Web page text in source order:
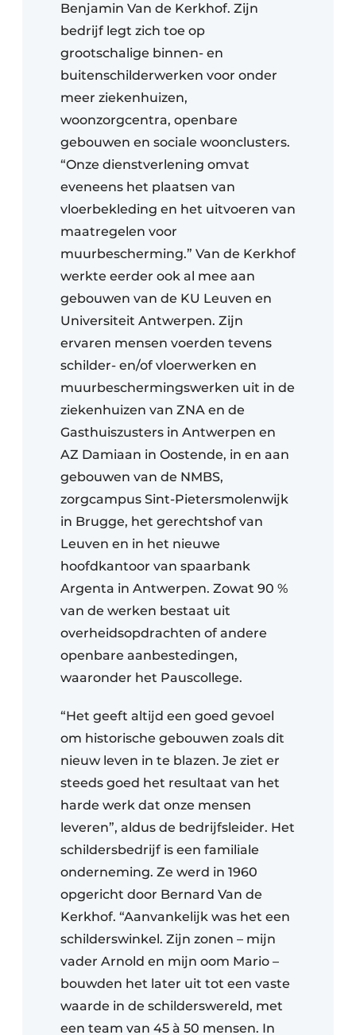
Benjamin Van de Kerkhof. Zijn
bedrijf legt zich toe op
grootschalige binnen- en
buitenschilderwerken voor onder
meer ziekenhuizen,
woonzorgcentra, openbare
gebouwen en sociale woonclusters.
“Onze dienstverlening omvat
eveneens het plaatsen van
vloerbekleding en het uitvoeren van
maatregelen voor
muurbescherming.” Van de Kerkhof
werkte eerder ook al mee aan
gebouwen van de KU Leuven en
Universiteit Antwerpen. Zijn
ervaren mensen voerden tevens
schilder- en/of vloerwerken en
muurbeschermingswerken uit in de
ziekenhuizen van ZNA en de
Gasthuiszusters in Antwerpen en
AZ Damiaan in Oostende, in en aan
gebouwen van de NMBS,
zorgcampus Sint-Pietersmolenwijk
in Brugge, het gerechtshof van
Leuven en in het nieuwe
hoofdkantoor van spaarbank
Argenta in Antwerpen. Zowat 90 %
van de werken bestaat uit
overheidsopdrachten of andere
openbare aanbestedingen,
waaronder het Pauscollege.
“Het geeft altijd een goed gevoel
om historische gebouwen zoals dit
nieuw leven in te blazen. Je ziet er
steeds goed het resultaat van het
harde werk dat onze mensen
leveren”, aldus de bedrijfsleider. Het
schildersbedrijf is een familiale
onderneming. Ze werd in 1960
opgericht door Bernard Van de
Kerkhof. “Aanvankelijk was het een
schilderswinkel. Zijn zonen – mijn
vader Arnold en mijn oom Mario –
bouwden het later uit tot een vaste
waarde in de schilderswereld, met
een team van 45 à 50 mensen. In